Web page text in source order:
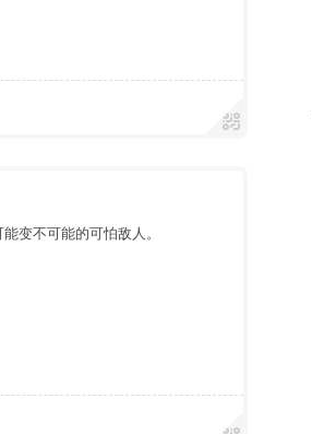
变不可能的可怕敌人。